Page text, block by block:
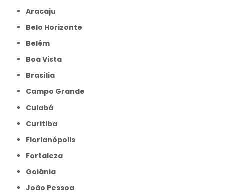
Aracaju
Belo Horizonte
Belém
Boa Vista
Brasília
Campo Grande
Cuiabá
Curitiba
Florianópolis
Fortaleza
Goiânia
João Pessoa